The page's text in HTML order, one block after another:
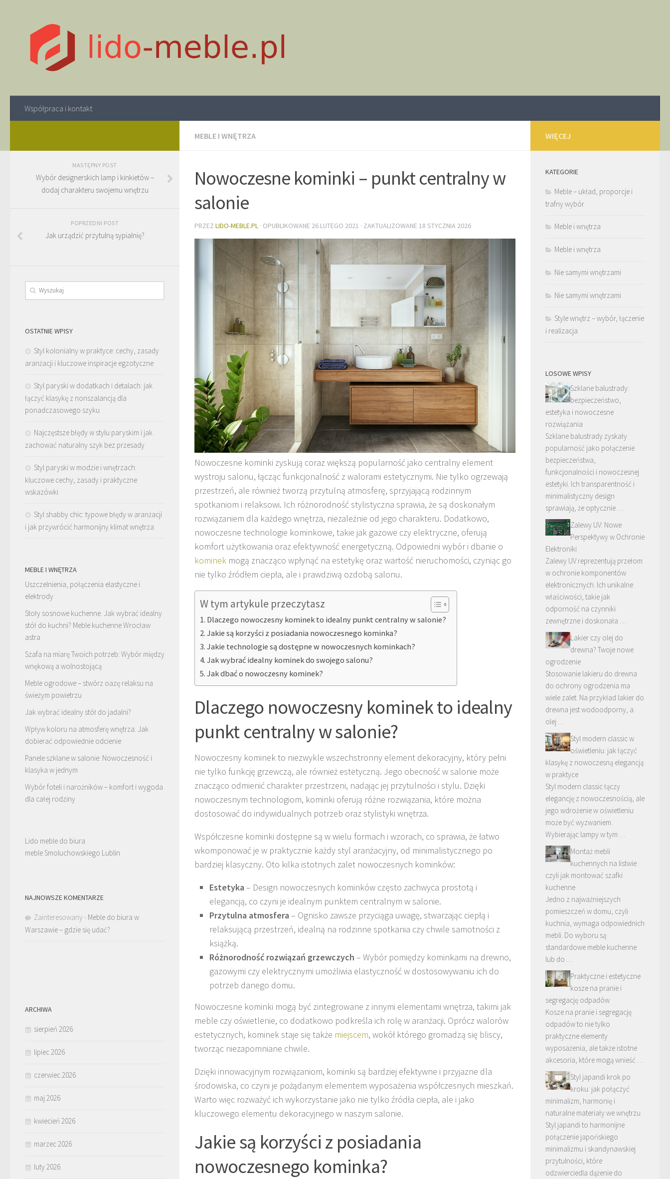
Współpraca i kontakt
MEBLE I WNĘTRZA
Nowoczesne kominki – punkt centralny w
salonie
PRZEZ LIDO-MEBLE.PL · OPUBLIKOWANE 26 LUTEGO 2021 · ZAKTUALIZOWANE 18 STYCZNIA 2026
Nowoczesne kominki zyskują coraz większą popularność jako centralny element
wystroju salonu, łącząc funkcjonalność z walorami estetycznymi. Nie tylko ogrzewają
przestrzeń, ale również tworzą przytulną atmosferę, sprzyjającą rodzinnym
spotkaniom i relaksowi. Ich różnorodność stylistyczna sprawia, że są doskonałym
rozwiązaniem dla każdego wnętrza, niezależnie od jego charakteru. Dodatkowo,
nowoczesne technologie kominkowe, takie jak gazowe czy elektryczne, oferują
komfort użytkowania oraz efektywność energetyczną. Odpowiedni wybór i dbanie o
kominek mogą znacząco wpłynąć na estetykę oraz wartość nieruchomości, czyniąc go
nie tylko źródłem ciepła, ale i prawdziwą ozdobą salonu.
W tym artykule przeczytasz
Dlaczego nowoczesny kominek to idealny punkt centralny w salonie?
Jakie są korzyści z posiadania nowoczesnego kominka?
Jakie technologie są dostępne w nowoczesnych kominkach?
Jak wybrać idealny kominek do swojego salonu?
Jak dbać o nowoczesny kominek?
Dlaczego nowoczesny kominek to idealny
punkt centralny w salonie?
Nowoczesny kominek to niezwykle wszechstronny element dekoracyjny, który pełni
nie tylko funkcję grzewczą, ale również estetyczną. Jego obecność w salonie może
znacząco odmienić charakter przestrzeni, nadając jej przytulności i stylu. Dzięki
nowoczesnym technologiom, kominki oferują różne rozwiązania, które można
dostosować do indywidualnych potrzeb oraz stylistyki wnętrza.
Współczesne kominki dostępne są w wielu formach i wzorach, co sprawia, że łatwo
wkomponować je w praktycznie każdy styl aranżacyjny, od minimalistycznego po
bardziej klasyczny. Oto kilka istotnych zalet nowoczesnych kominków:
Estetyka – Design nowoczesnych kominków często zachwyca prostotą i
elegancją, co czyni je idealnym punktem centralnym w salonie.
Przytulna atmosfera – Ognisko zawsze przyciąga uwagę, stwarzając ciepłą i
relaksującą przestrzeń, idealną na rodzinne spotkania czy chwile samotności z
książką.
Różnorodność rozwiązań grzewczych – Wybór pomiędzy kominkami na drewno,
gazowymi czy elektrycznymi umożliwia elastyczność w dostosowywaniu ich do
potrzeb danego domu.
Nowoczesne kominki mogą być zintegrowane z innymi elementami wnętrza, takimi jak
meble czy oświetlenie, co dodatkowo podkreśla ich rolę w aranżacji. Oprócz walorów
estetycznych, kominek staje się także miejscem, wokół którego gromadzą się bliscy,
tworząc niezapomniane chwile.
Dzięki innowacyjnym rozwiązaniom, kominki są bardziej efektywne i przyjazne dla
środowiska, co czyni je pożądanym elementem wyposażenia współczesnych mieszkań.
Warto więc rozważyć ich wykorzystanie jako nie tylko źródła ciepła, ale i jako
kluczowego elementu dekoracyjnego w naszym salonie.
Jakie są korzyści z posiadania
nowoczesnego kominka?
NASTĘPNY POST
Wybór designerskich lamp i kinkietów –
dodaj charakteru swojemu wnętrzu
POPRZEDNI POST
Jak urządzić przytulną sypialnię?
OSTATNIE WPISY
Styl kolonialny w praktyce: cechy, zasady
aranżacji i kluczowe inspiracje egzotyczne
Styl paryski w dodatkach i detalach: jak
łączyć klasykę z nonszalancją dla
ponadczasowego szyku
Najczęstsze błędy w stylu paryskim i jak
zachować naturalny szyk bez przesady
Styl paryski w modzie i wnętrzach:
kluczowe cechy, zasady i praktyczne
wskazówki
Styl shabby chic: typowe błędy w aranżacji
i jak przywrócić harmonijny klimat wnętrza
MEBLE I WNĘTRZA
Uszczelnienia, połączenia elastyczne i
elektrody
Stoły sosnowe kuchenne. Jak wybrać idealny
stół do kuchni? Meble kuchenne Wrocław
astra
Szafa na miarę Twoich potrzeb: Wybór między
wnękową a wolnostojącą
Meble ogrodowe – stwórz oazę relaksu na
świeżym powietrzu
Jak wybrać idealny stół do jadalni?
Wpływ koloru na atmosferę wnętrza: Jak
dobierać odpowiednie odcienie
Panele szklane w salonie: Nowoczesność i
klasyka w jednym
Wybór foteli i narożników – komfort i wygoda
dla całej rodziny
Lido meble do biura
meble Smoluchowskiego Lublin
NAJNOWSZE KOMENTARZE
Zainteresowany - Meble do biura w
Warszawie – gdzie się udać?
ARCHIWA
sierpień 2026
lipiec 2026
czerwiec 2026
maj 2026
kwiecień 2026
marzec 2026
luty 2026
WIĘCEJ
KATEGORIE
Meble – układ, proporcje i
trafny wybór
Meble i wnętrza
Meble i wnętrza
Nie samymi wnętrzami
Nie samymi wnętrzami
Style wnętrz – wybór, łączenie
i realizacja
LOSOWE WPISY
Szklane balustrady:
bezpieczeństwo,
estetyka i nowoczesne
rozwiązania
Szklane balustrady zyskały
popularność jako połączenie
bezpieczeństwa,
funkcjonalności i nowoczesnej
estetyki. Ich transparentność i
minimalistyczny design
sprawiają, że optycznie …
Zalewy UV: Nowe
Perspektywy w Ochronie
Elektroniki
Zalewy UV reprezentują przełom
w ochronie komponentów
elektronicznych. Ich unikalne
właściwości, takie jak
odporność na czynniki
zewnętrzne i doskonała …
Lakier czy olej do
drewna? Twoje nowe
ogrodzenie
Stosowanie lakieru do drewna
do ochrony ogrodzenia ma
wiele zalet. Na przykład lakier do
drewna jest wodoodporny, a
olej …
Styl modern classic w
oświetleniu: jak łączyć
klasykę z nowoczesną elegancją
w praktyce
Styl modern classic łączy
elegancję z nowoczesnością, ale
jego wdrożenie w oświetleniu
może być wyzwaniem.
Wybierając lampy w tym …
Montaż mebli
kuchennych na listwie
czyli jak montować szafki
kuchenne
Jedno z najważniejszych
pomieszczeń w domu, czyli
kuchnia, wymaga odpowiednich
mebli. Do wyboru są
standardowe meble kuchenne
lub do …
Praktyczne i estetyczne
kosze na pranie i
segregację odpadów
Kosze na pranie i segregację
odpadów to nie tylko
praktyczne elementy
wyposażenia, ale także istotne
akcesoria, które mogą wnieść …
Styl japandi krok po
kroku: jak połączyć
minimalizm, harmonię i
naturalne materiały we wnętrzu
Styl japandi to harmonijne
połączenie japońskiego
minimalizmu i skandynawskiej
przytulności, które
odzwierciedla dążenie do